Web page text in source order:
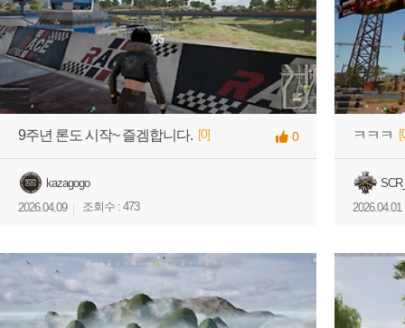
0
[0]
9주년 론도 시작~ 즐겜합니다.
kazagogo
2026.04.09
조회수 : 473
ㅋㅋㅋ
2026.04.01